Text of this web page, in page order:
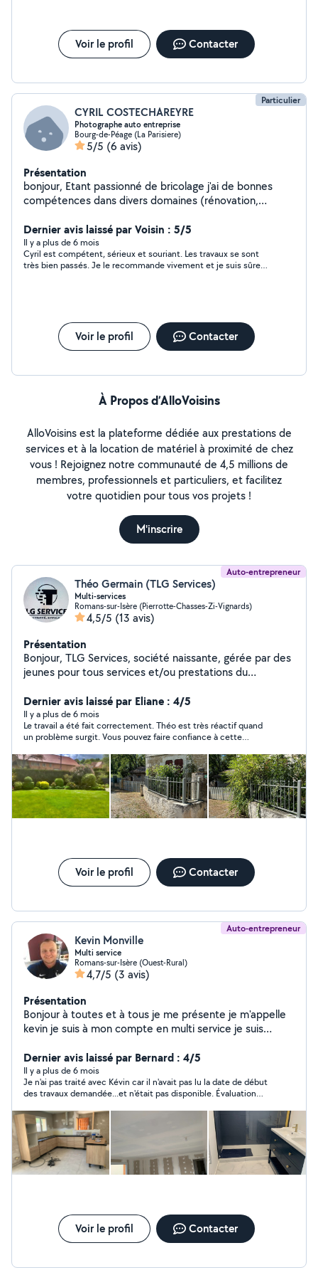
Voir le profil Contacter
Particulier
CYRIL COSTECHAREYRE
Photographe auto entreprise
Bourg-de-Péage (La Parisiere)
5/5 (6 avis)
Présentation
bonjour, Etant passionné de bricolage j'ai de bonnes
compétences dans divers domaines (rénovation,
faïence), espaces vert ( tonte, taille de haies,
débroussaillage, coupe de bois), mais aussi en
mécanique auto pour tout ce qui est entretient courant,
n'hésitez pas à me contacter, je vous répondrais avec
Dernier avis laissé par Voisin : 5/5
Il y a plus de 6 mois
Cyril est compétent, sérieux et souriant. Les travaux se sont
très bien passés. Je le recommande vivement et je suis sûre
Voir le profil Contacter
À Propos d’AlloVoisins
AlloVoisins est la plateforme dédiée aux prestations de
services et à la location de matériel à proximité de chez
vous ! Rejoignez notre communauté de 4,5 millions de
membres, professionnels et particuliers, et facilitez
votre quotidien pour tous vos projets !
M'inscrire
Auto-entrepreneur
Théo Germain (TLG Services)
Multi-services
Romans-sur-Isère (Pierrotte-Chasses-Zi-Vignards)
4,5/5 (13 avis)
Présentation
Bonjour, TLG Services, société naissante, gérée par des
jeunes pour tous services et/ou prestations du
manquez de temps ou de compétences dans certains
domaines ? De la tonte au bricolage tout travaux, du
ménage aux courses, TLG Services est là pour satisfaire
vos demandes. Contacte: o6..5.8. 6/9 83. 44
Dernier avis laissé par Eliane : 4/5
Il y a plus de 6 mois
Le travail a été fait correctement. Théo est très réactif quand
un problème surgit. Vous pouvez faire confiance à cette
Voir le profil Contacter
Auto-entrepreneur
Kevin Monville
Multi service
Romans-sur-Isère (Ouest-Rural)
4,7/5 (3 avis)
Présentation
Bonjour à toutes et à tous je me présente je m'appelle
kevin je suis à mon compte en multi service je suis
rigoureux dans mon travail. Aujourd'hui je me mets à
disposition mes services pour tous types de bricolage.
Je serais ravi de prendre rendez vous avec vous pour
effectuer un devis pour vos futures projets A bientôt.
Kevin.
Dernier avis laissé par Bernard : 4/5
Il y a plus de 6 mois
Je n'ai pas traité avec Kévin car il n'avait pas lu la date de début
des travaux demandée...et n'était pas disponible. Évaluation
Voir le profil Contacter